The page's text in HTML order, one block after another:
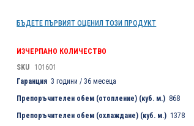
БЪДЕТЕ ПЪРВИЯТ ОЦЕНИЛ ТОЗИ ПРОДУКТ
ИЗЧЕРПАНО КОЛИЧЕСТВО
SKU
101601
Гаранция 3 години / 36 месеца
Препоръчителен обем (отопление) (куб. м.) 868
Препоръчителен обем (охлаждане) (куб. м.) 1378